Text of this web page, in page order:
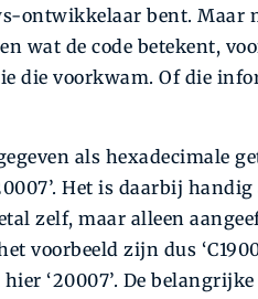
ontwikkelaar bent. Maar
wat de code betekent,
die voorkwam. Of die
als hexadecimale
Het is daarbij
zelf, maar alleen
voorbeeld zijn dus
‘20007’. De